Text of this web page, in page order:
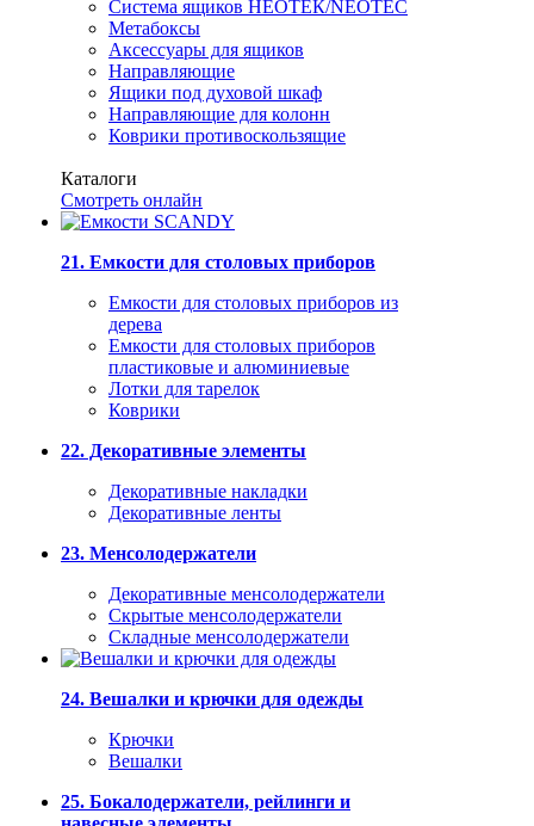
Система ящиков НЕОТЕК/NEOTEC
Метабоксы
Аксессуары для ящиков
Направляющие
Ящики под духовой шкаф
Направляющие для колонн
Коврики противоскользящие
Каталоги
Смотреть онлайн
21. Емкости для столовых приборов
Емкости для столовых приборов из
дерева
Емкости для столовых приборов
пластиковые и алюминиевые
Лотки для тарелок
Коврики
22. Декоративные элементы
Декоративные накладки
Декоративные ленты
23. Менсолодержатели
Декоративные менсолодержатели
Скрытые менсолодержатели
Складные менсолодержатели
24. Вешалки и крючки для одежды
Крючки
Вешалки
25. Бокалодержатели, рейлинги и